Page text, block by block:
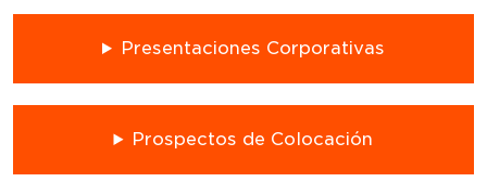
Presentaciones Corporativas
Prospectos de Colocación